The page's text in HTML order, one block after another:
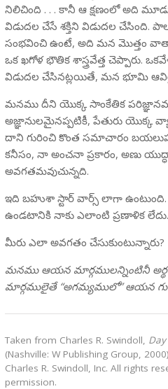
నిలిచింది . . . కానీ ఆ క్షణంలో అది
విడుదల చేసే శక్తిని విడుదల చేసింది.
సంభవించి ఉంటే, అది మన మొత్తం
ఒక ఖగోళ భౌతిక శాస్త్రవేత్త చెప్పారు.
విడుదల చేసినట్లయితే, మన భూమి
మనము దీని యొక్క సాంకేతిక
అజ్ఞానులమైనప్పటికీ, పేతురు యొక్క
దాని గురించి కొంత సమాచారం
కనీసం, నా అంచనా ప్రకారం, అణు
అవగతమవుచున్నది.
ఇది బహుశా స్టార్ వార్స్ లాగా
ఉండటానికి నాకు ఎలాంటి ప్రణాళిక లేదు.
మీరు ఎలా అవగతం చేసుకుంటున్నారు?
మనము ఆయన మార్గములన్నింటినీ
మార్గములైతే “అగమ్యములో” ఆయన
Taken from Charles R. Swindoll,
(Nashville: W Publishing Group,
Charles R. Swindoll, Inc. All rights
permission.